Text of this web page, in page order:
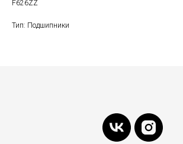
F626ZZ
Тип: Подшипники